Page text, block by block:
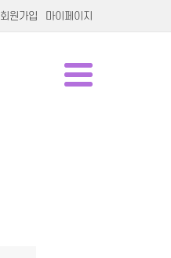
회원가입 마이페이지